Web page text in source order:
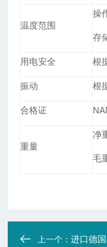
温度范围
操
存
用电安全 根
振动 根
合格证
重量
净
毛
上一个：进口德